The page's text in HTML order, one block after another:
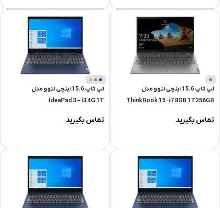
لپ تاپ 15.6 اینچی لنوو مدل
ThinkBook 15 -i7 8GB 1T256GB
تماس بگیرید
لپ تاپ 15.6 اینچی لنوو مدل
IdeaPad 3 – i3 4G 1T
تماس بگیرید